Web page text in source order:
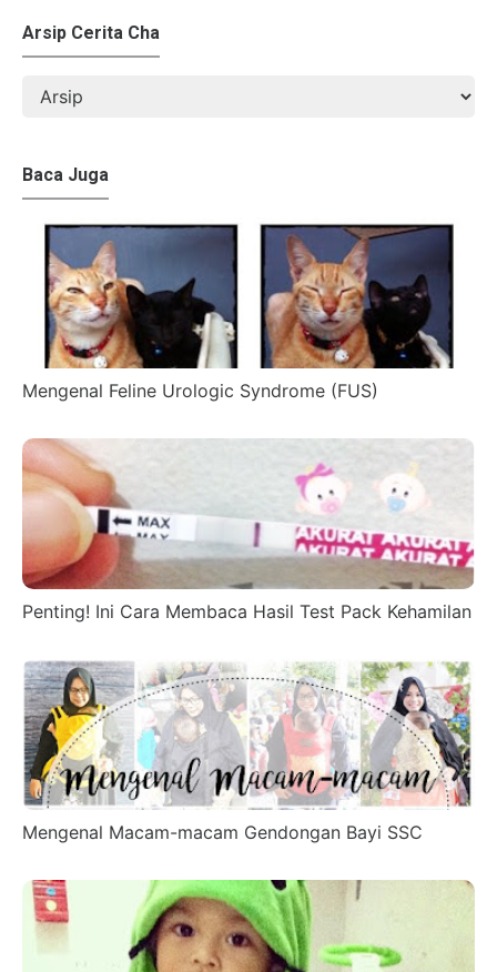
Arsip Cerita Cha
Baca Juga
Mengenal Feline Urologic Syndrome (FUS)
Penting! Ini Cara Membaca Hasil Test Pack Kehamilan
Mengenal Macam-macam Gendongan Bayi SSC